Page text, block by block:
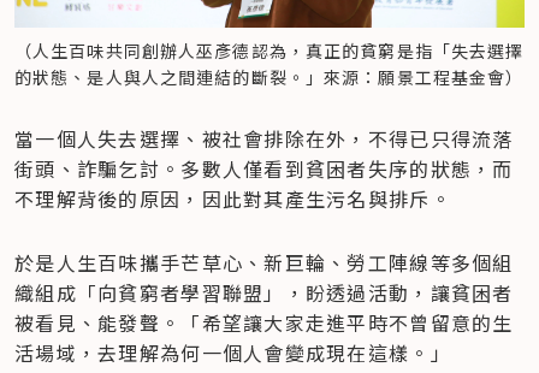
（人生百味共同創辦人巫彥德認為，真正的貧窮是指「失去選擇
的狀態、是人與人之間連結的斷裂。」來源：願景工程基金會）
當一個人失去選擇、被社會排除在外，不得已只得流落
街頭、詐騙乞討。多數人僅看到貧困者失序的狀態，而
不理解背後的原因，因此對其產生污名與排斥。
於是人生百味攜手芒草心、新巨輪、勞工陣線等多個組
織組成「向貧窮者學習聯盟」，盼透過活動，讓貧困者
被看見、能發聲。「希望讓大家走進平時不曾留意的生
活場域，去理解為何一個人會變成現在這樣。」